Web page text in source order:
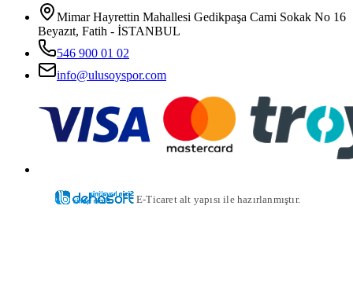
Mimar Hayrettin Mahallesi Gedikpaşa Cami Sokak No 16
Beyazıt, Fatih - İSTANBUL
546 900 01 02
info@ulusoyspor.com
E-Ticaret alt yapısı ile hazırlanmıştır.